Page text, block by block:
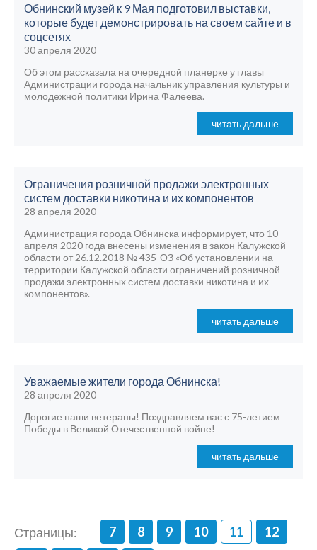
Обнинский музей к 9 Мая подготовил выставки,
которые будет демонстрировать на своем сайте и в
соцсетях
30 апреля 2020
Об этом рассказала на очередной планерке у главы
Администрации города начальник управления культуры и
молодежной политики Ирина Фалеева.
читать дальше
Ограничения розничной продажи электронных
систем доставки никотина и их компонентов
28 апреля 2020
Администрация города Обнинска информирует, что 10
апреля 2020 года внесены изменения в закон Калужской
области от 26.12.2018 № 435-ОЗ «Об установлении на
территории Калужской области ограничений розничной
продажи электронных систем доставки никотина и их
компонентов».
читать дальше
Уважаемые жители города Обнинска!
28 апреля 2020
Дорогие наши ветераны! Поздравляем вас с 75-летием
Победы в Великой Отечественной войне!
читать дальше
Страницы: 7 8 9 10 11 12